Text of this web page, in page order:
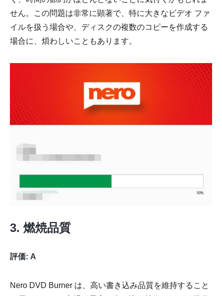
せん。この問題は非常に顕著で、特に大きなビデオ ファ
イルを扱う場合や、ディスクの複数のコピーを作成する
場合に、煩わしいこともあります。
3. 燃焼品質
評価: A
Nero DVD Burner は、高い書き込み品質を維持すること